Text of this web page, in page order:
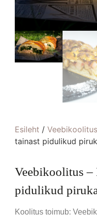
Esileht / Veebikoolitus
tainast pidulikud
Veebikoolitus –
pidulikud
Koolitus toimub: